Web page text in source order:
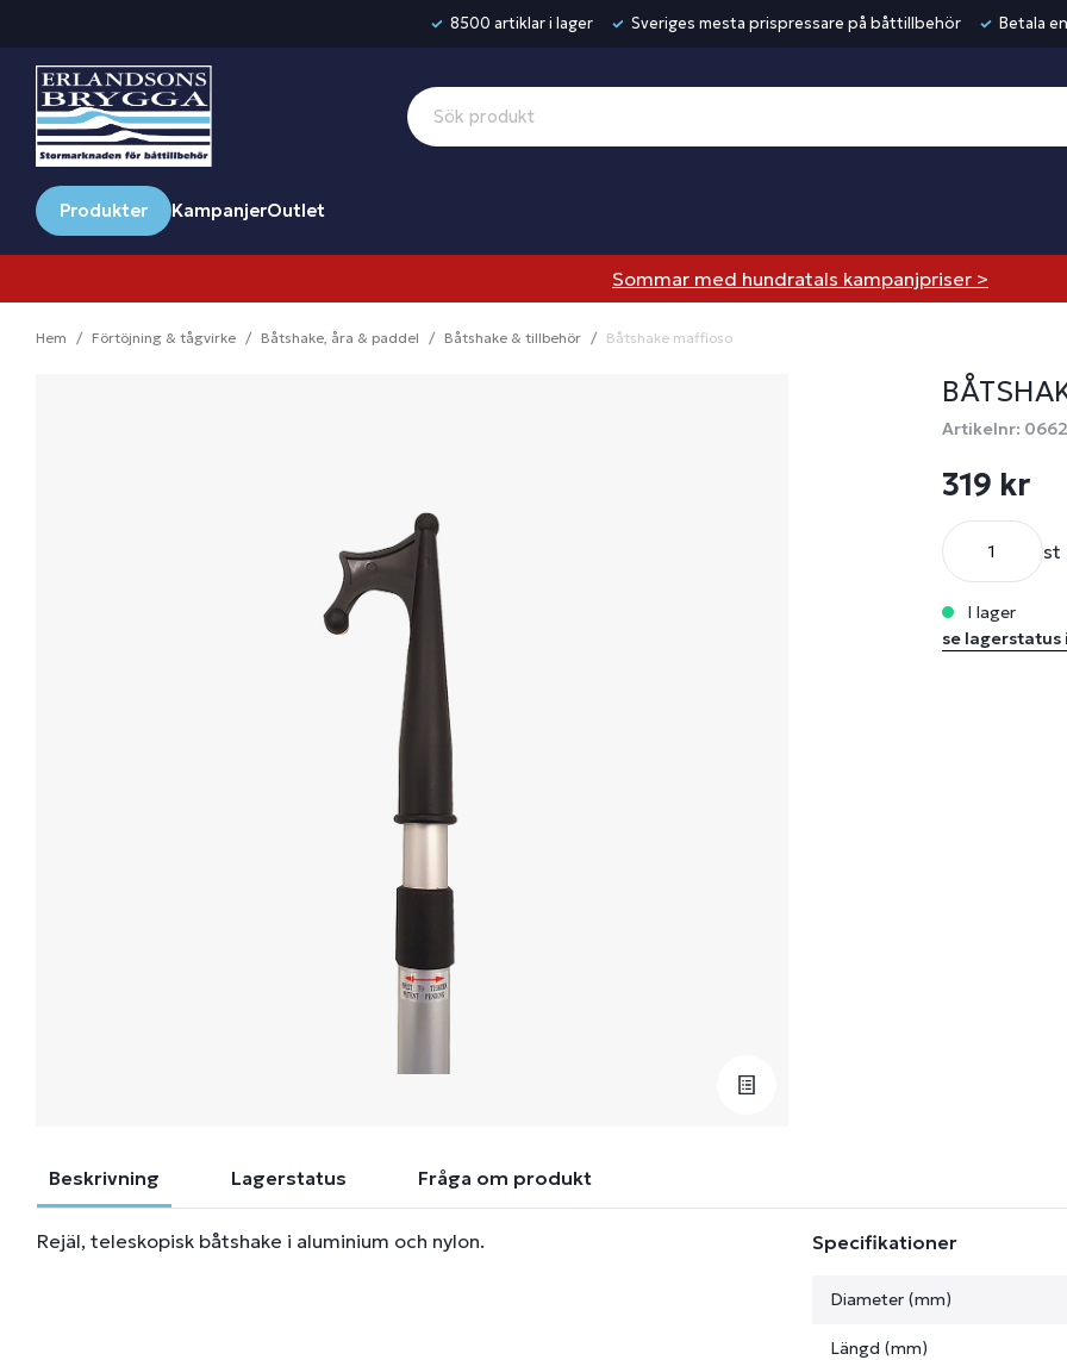
8500 artiklar i lager Sveriges mesta prispressare på båttillbehör Betala
Produkter KampanjerOutlet
Sommar med hundratals kampanjpriser >
Hem Förtöjning & tågvirke Båtshake, åra & paddel Båtshake & tillbehör Båtshake maffioso
Artikelnr:
319 kr
st
i lager
se lagerstatus
Beskrivning Lagerstatus Fråga om produkt
Rejäl, teleskopisk båtshake i aluminium och nylon. Specifikationer
Diameter (mm)
Längd (mm)